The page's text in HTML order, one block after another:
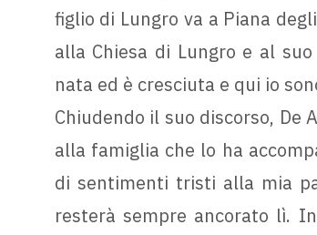
figlio di Lungro va a Piana
alla Chiesa di Lungro e al
nata ed è cresciuta e qui io
Chiudendo il suo discorso,
alla famiglia che lo ha
di sentimenti tristi alla mia
resterà sempre ancorato lì.